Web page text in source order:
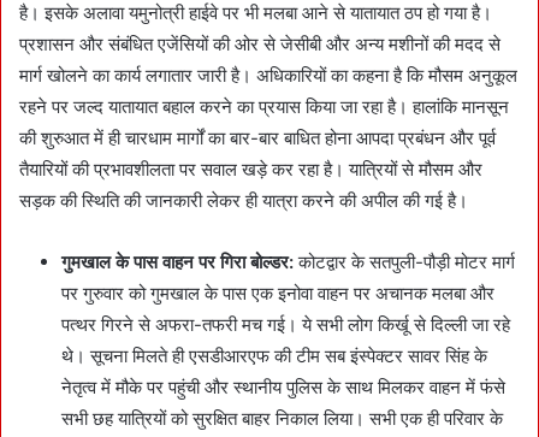
है। इसके अलावा यमुनोत्री हाईवे पर भी मलबा आने से यातायात ठप हो गया है।
प्रशासन और संबंधित एजेंसियों की ओर से जेसीबी और अन्य मशीनों की मदद से
मार्ग खोलने का कार्य लगातार जारी है। अधिकारियों का कहना है कि मौसम अनुकूल
रहने पर जल्द यातायात बहाल करने का प्रयास किया जा रहा है। हालांकि मानसून
की शुरुआत में ही चारधाम मार्गों का बार-बार बाधित होना आपदा प्रबंधन और पूर्व
तैयारियों की प्रभावशीलता पर सवाल खड़े कर रहा है। यात्रियों से मौसम और
सड़क की स्थिति की जानकारी लेकर ही यात्रा करने की अपील की गई है।
गुमखाल के पास वाहन पर गिरा बोल्डर:कोटद्वार के सतपुली-पौड़ी मोटर मार्ग
पर गुरुवार को गुमखाल के पास एक इनोवा वाहन पर अचानक मलबा और
पत्थर गिरने से अफरा-तफरी मच गई। ये सभी लोग किर्खू से दिल्ली जा रहे
थे। सूचना मिलते ही एसडीआरएफ की टीम सब इंस्पेक्टर सावर सिंह के
नेतृत्व में मौके पर पहुंची और स्थानीय पुलिस के साथ मिलकर वाहन में फंसे
सभी छह यात्रियों को सुरक्षित बाहर निकाल लिया। सभी एक ही परिवार के